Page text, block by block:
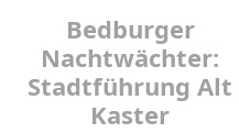
Bedburger
Nachtwächter:
Stadtführung Alt
Kaster